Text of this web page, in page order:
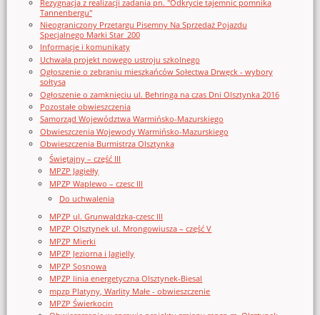
Rezygnacja z realizacji zadania pn. "Odkrycie tajemnic pomnika
Tannenbergu"
Nieograniczony Przetargu Pisemny Na Sprzedaż Pojazdu
Specjalnego Marki Star_200
Informacje i komunikaty
Uchwała projekt nowego ustroju szkolnego
Ogłoszenie o zebraniu mieszkańców Sołectwa Drwęck - wybory
sołtysa
Ogłoszenie o zamknięciu ul. Behringa na czas Dni Olsztynka 2016
Pozostałe obwieszczenia
Samorząd Województwa Warmińsko-Mazurskiego
Obwieszczenia Wojewody Warmińsko-Mazurskiego
Obwieszczenia Burmistrza Olsztynka
Świętajny – część III
MPZP Jagiełły
MPZP Waplewo – czesc III
Do uchwalenia
MPZP ul. Grunwaldzka-czesc III
MPZP Olsztynek ul. Mrongowiusza – część V
MPZP Mierki
MPZP Jeziorna i Jagielly
MPZP Sosnowa
MPZP linia energetyczna Olsztynek-Biesal
mpzp Platyny, Warlity Małe - obwieszczenie
MPZP Świerkocin